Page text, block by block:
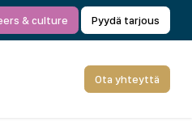
& culture Pyydä tarjous
Ota yhteyttä